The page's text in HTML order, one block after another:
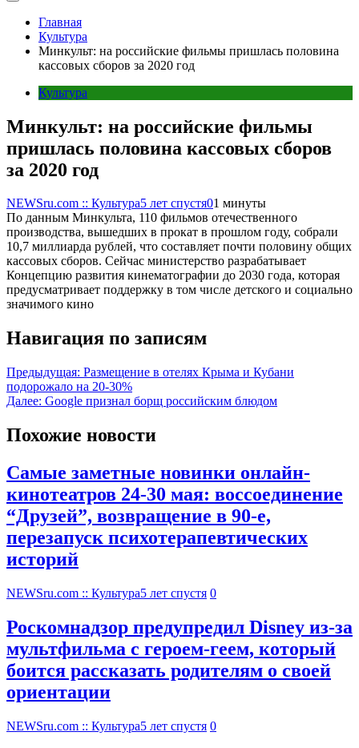
Главная
Культура
Минкульт: на российские фильмы пришлась половина
кассовых сборов за 2020 год
Культура
Минкульт: на российские фильмы
пришлась половина кассовых сборов
за 2020 год
NEWSru.com :: Культура5 лет спустя01 минуты
По данным Минкульта, 110 фильмов отечественного
производства, вышедших в прокат в прошлом году, собрали
10,7 миллиарда рублей, что составляет почти половину общих
кассовых сборов. Сейчас министерство разрабатывает
Концепцию развития кинематографии до 2030 года, которая
предусматривает поддержку в том числе детского и социально
значимого кино
Навигация по записям
Предыдущая: Размещение в отелях Крыма и Кубани
подорожало на 20-30%
Далее: Google признал борщ российским блюдом
Похожие новости
Самые заметные новинки онлайн-
кинотеатров 24-30 мая: воссоединение
“Друзей”, возвращение в 90-е,
перезапуск психотерапевтических
историй
NEWSru.com :: Культура5 лет спустя 0
Роскомнадзор предупредил Disney из-за
мультфильма c героем-геем, который
боится рассказать родителям о своей
ориентации
NEWSru.com :: Культура5 лет спустя 0